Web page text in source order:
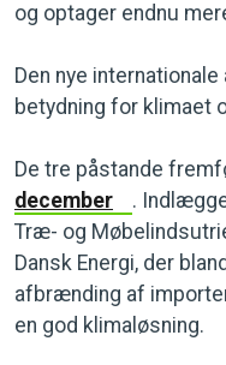
og optager endnu
Den nye
betydning for klimaet
De tre påstande
december
.
Træ- og
Dansk Energi, der
afbrænding af
en god klimaløsning.